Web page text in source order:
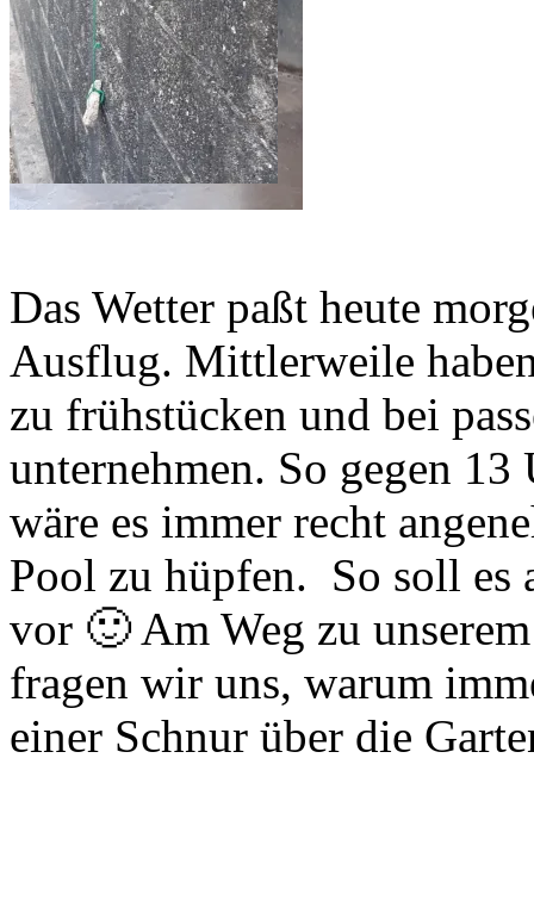
Das Wetter paßt heute
Ausflug. Mittlerweile
zu frühstücken und bei
unternehmen. So gegen
wäre es immer recht
Pool zu hüpfen. So soll es
vor 🙂 Am Weg zu
fragen wir uns, warum
einer Schnur über die